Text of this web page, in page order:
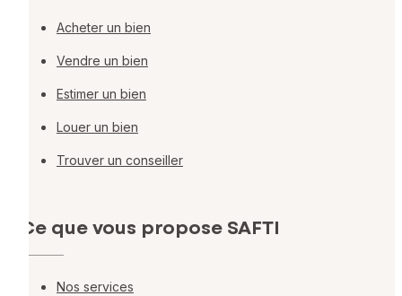
Acheter un bien
Vendre un bien
Estimer un bien
Louer un bien
Trouver un conseiller
Ce que vous propose SAFTI
Nos services